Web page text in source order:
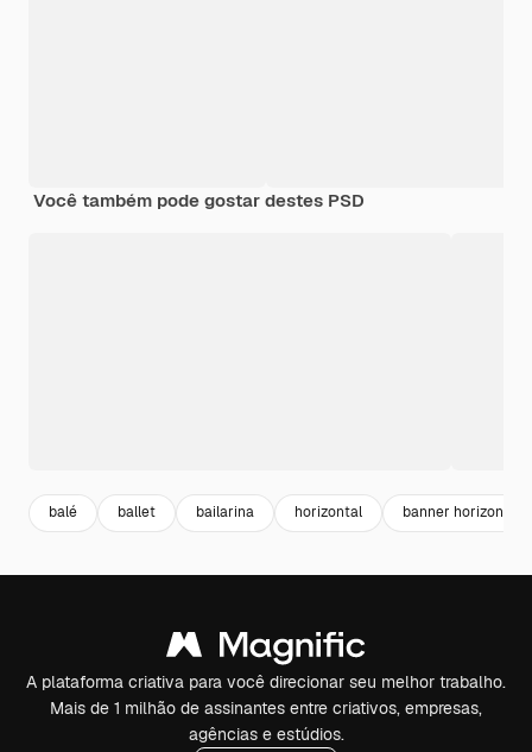
Você também pode gostar destes PSD
balé ballet bailarina horizontal banner horizontal
A plataforma criativa para você direcionar seu melhor trabalho.
Mais de 1 milhão de assinantes entre criativos, empresas,
agências e estúdios.